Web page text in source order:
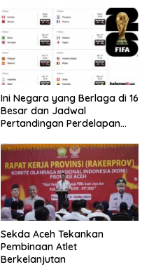
Ini Negara yang Berlaga di 16
Besar dan Jadwal
Pertandingan Perdelapan
Sekda Aceh Tekankan
Pembinaan Atlet
Berkelanjutan